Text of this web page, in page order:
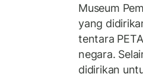
Museum
yang
tentara
negara.
didirikan